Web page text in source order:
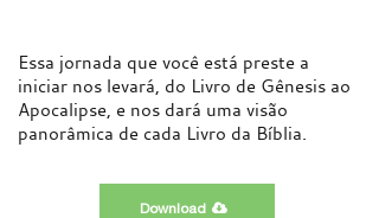
Essa jornada que você está preste a
iniciar nos levará, do Livro de Gênesis ao
Apocalipse, e nos dará uma visão
panorâmica de cada Livro da Bíblia.
Download